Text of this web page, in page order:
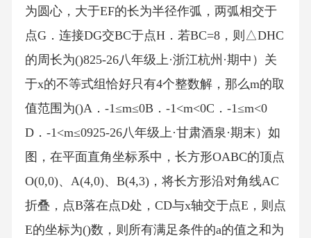
为圆心，大于EF的长为半径作弧，两弧相交于
点G．连接DG交BC于点H．若BC=8，则△DHC
的周长为()825-26八年级上·浙江杭州·期中）关
于x的不等式组恰好只有4个整数解，那么m的取
值范围为()A．-1≤m≤0B．-1<m<0C．-1≤m<0
D．-1<m≤0925-26八年级上·甘肃酒泉·期末）如
图，在平面直角坐标系中，长方形OABC的顶点
O(0,0)、A(4,0)、B(4,3)，将长方形沿对角线AC
折叠，点B落在点D处，CD与x轴交于点E，则点
E的坐标为()数，则所有满足条件的a的值之和为